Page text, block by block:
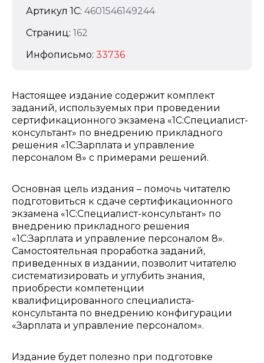
Артикул 1C: 4601546149244
Страниц: 162
Инфописьмо: 33736
Настоящее издание содержит комплект
заданий, используемых при проведении
сертификационного экзамена «1С:Специалист-
консультант» по внедрению прикладного
решения «1С:Зарплата и управление
персоналом 8» с примерами решений.
Основная цель издания – помочь читателю
подготовиться к сдаче сертификационного
экзамена «1С:Специалист-консультант» по
внедрению прикладного решения
«1С:Зарплата и управление персоналом 8».
Самостоятельная проработка заданий,
приведенных в издании, позволит читателю
систематизировать и углубить знания,
приобрести компетенции
квалифицированного специалиста-
консультанта по внедрению конфигурации
«Зарплата и управление персоналом».
Издание будет полезно при подготовке